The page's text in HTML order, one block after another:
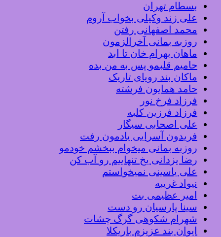
بسطام تهران
علی زند وکیلی بخواب آروم
محمد اصفهانی رفتن
روزبه بمانی آخرالزمون
ماهان بهرام خان تا ابد
حامیم قلبمو پس به من بده
ماکان بند رویای تاریک
حامد همایون فرشته
فرزاد فرخ نور
فرزاد فرزین کلبه
علی اصحابی سیگار
فریدون آسرایی یادمون رفت
روزبه بمانی میخوام ببخشم خودمو
رضا یزدانی یخ تنهاییم رو آب کن
علی یاسینی نمیخواستم
نیواد غریبه
امیر عظیمی بت
سینا پارسیان رو دست
شهرام شکوهی گرگ چشات
ایوان بند عزیزم باریکلا